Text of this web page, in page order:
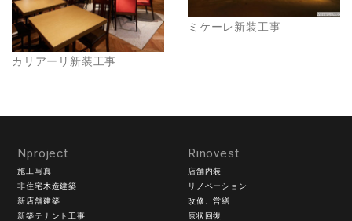
カリアーリ新装工事
ミケーレ新装工事
Nproject
施工写真
非住宅木造建築
新店舗建築
新築テナント工事
Rinovest
店舗内装
リノベーション
改修、営繕
原状回復